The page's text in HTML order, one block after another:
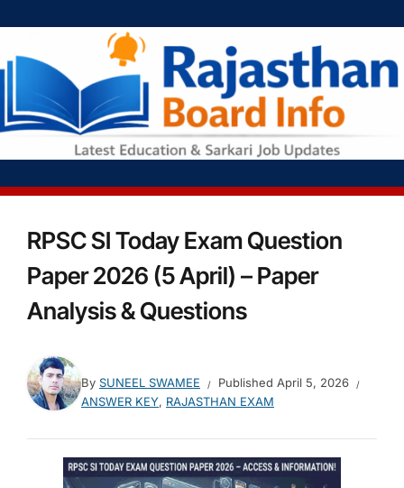
RPSC SI Today Exam Question
Paper 2026 (5 April) – Paper
Analysis & Questions
By SUNEEL SWAMEE Published April 5, 2026
ANSWER KEY, RAJASTHAN EXAM